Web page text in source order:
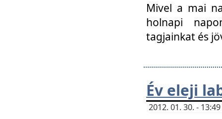
Mivel a mai
holnapi
tagjainkat és
Év eleji
2012. 01. 30. -